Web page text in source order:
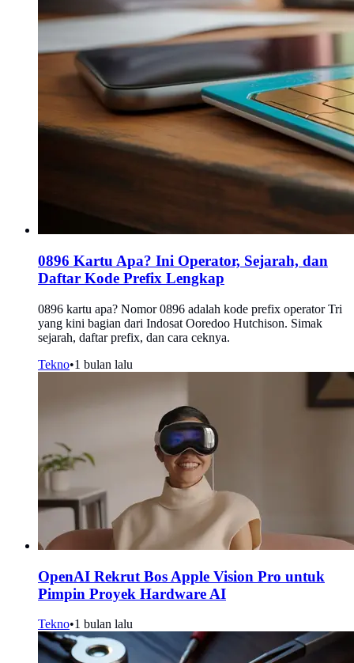
0896 Kartu Apa? Ini Operator, Sejarah, dan
Daftar Kode Prefix Lengkap
0896 kartu apa? Nomor 0896 adalah kode prefix operator Tri
yang kini bagian dari Indosat Ooredoo Hutchison. Simak
sejarah, daftar prefix, dan cara ceknya.
Tekno•1 bulan lalu
OpenAI Rekrut Bos Apple Vision Pro untuk
Pimpin Proyek Hardware AI
Tekno•1 bulan lalu